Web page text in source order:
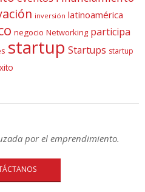
inversión latinoamérica
negocio Networking participa
startup Startups startup
por el emprendimiento.